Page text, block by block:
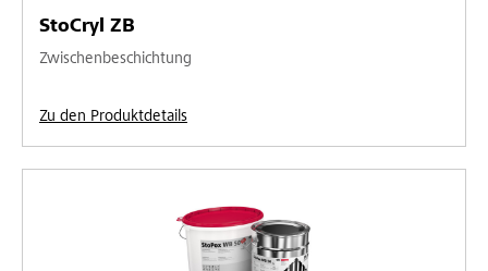
StoCryl ZB
Zwischenbeschichtung
Zu den Produktdetails